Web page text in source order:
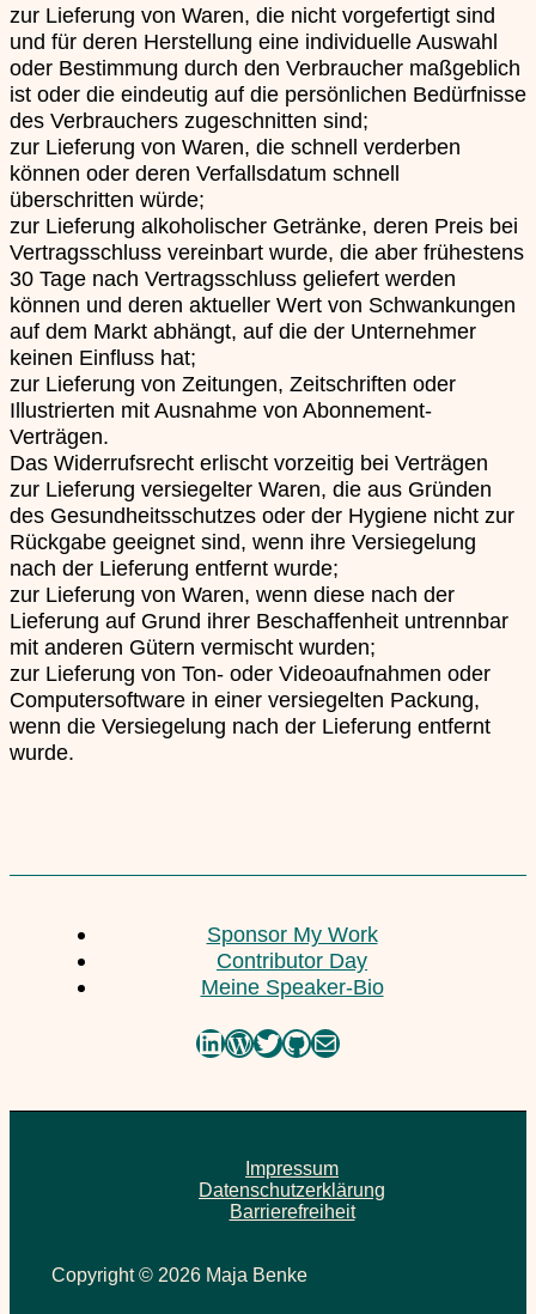
zur Lieferung von Waren, die nicht vorgefertigt sind
und für deren Herstellung eine individuelle Auswahl
oder Bestimmung durch den Verbraucher maßgeblich
ist oder die eindeutig auf die persönlichen Bedürfnisse
des Verbrauchers zugeschnitten sind;
zur Lieferung von Waren, die schnell verderben
können oder deren Verfallsdatum schnell
überschritten würde;
zur Lieferung alkoholischer Getränke, deren Preis bei
Vertragsschluss vereinbart wurde, die aber frühestens
30 Tage nach Vertragsschluss geliefert werden
können und deren aktueller Wert von Schwankungen
auf dem Markt abhängt, auf die der Unternehmer
keinen Einfluss hat;
zur Lieferung von Zeitungen, Zeitschriften oder
Illustrierten mit Ausnahme von Abonnement-
Verträgen.
Das Widerrufsrecht erlischt vorzeitig bei Verträgen
zur Lieferung versiegelter Waren, die aus Gründen
des Gesundheitsschutzes oder der Hygiene nicht zur
Rückgabe geeignet sind, wenn ihre Versiegelung
nach der Lieferung entfernt wurde;
zur Lieferung von Waren, wenn diese nach der
Lieferung auf Grund ihrer Beschaffenheit untrennbar
mit anderen Gütern vermischt wurden;
zur Lieferung von Ton- oder Videoaufnahmen oder
Computersoftware in einer versiegelten Packung,
wenn die Versiegelung nach der Lieferung entfernt
wurde.
Sponsor My Work
Contributor Day
Meine Speaker-Bio
LinkedIn
WordPress
Twitter
GitHub
E-Mail
Impressum
Datenschutzerklärung
Barrierefreiheit
Copyright © 2026 Maja Benke